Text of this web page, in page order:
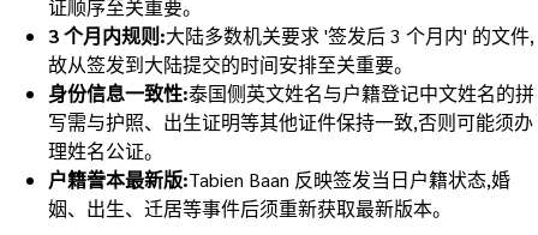
证顺序至关重要。
3 个月内规则:大陆多数机关要求 '签发后 3 个月内' 的文件,
故从签发到大陆提交的时间安排至关重要。
身份信息一致性:泰国侧英文姓名与户籍登记中文姓名的拼
写需与护照、出生证明等其他证件保持一致,否则可能须办
理姓名公证。
户籍誊本最新版:Tabien Baan 反映签发当日户籍状态,婚
姻、出生、迁居等事件后须重新获取最新版本。